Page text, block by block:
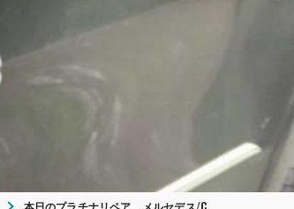
本日のプラチナリペア メルセデス/C